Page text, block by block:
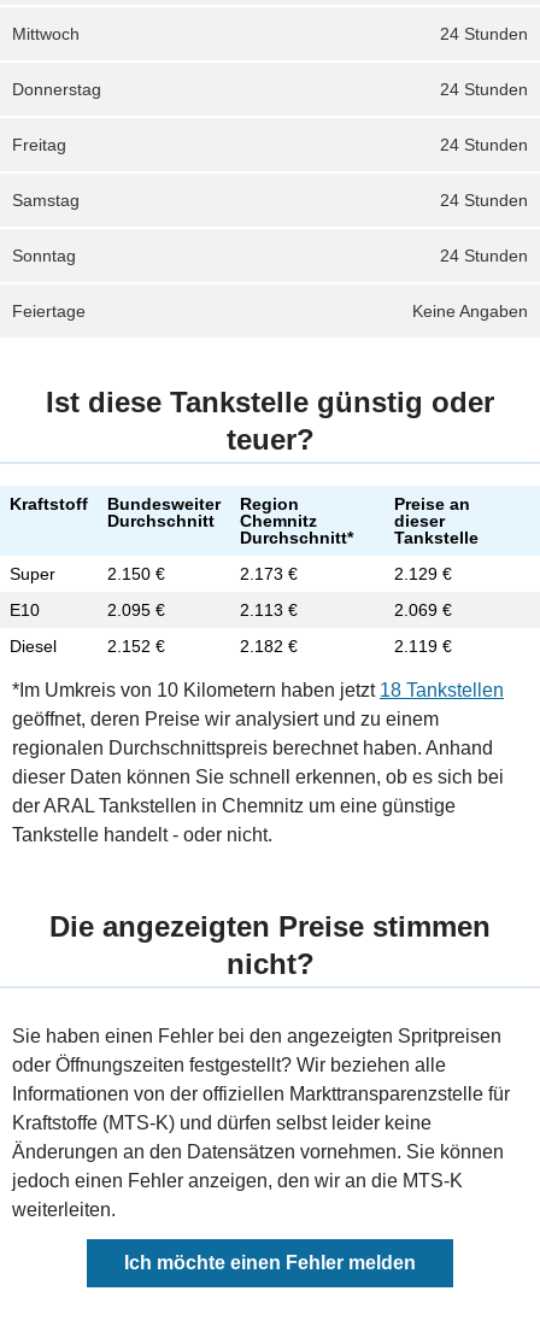
24 Stunden
Mittwoch
24 Stunden
Donnerstag
24 Stunden
Freitag
24 Stunden
Samstag
24 Stunden
Sonntag
Keine Angaben
Feiertage
Ist diese Tankstelle günstig oder
teuer?
Kraftstoff
Bundesweiter
Durchschnitt
Region
Chemnitz
Durchschnitt*
Preise an
dieser
Tankstelle
Super
2.150 € 2.173 €
2.129 €
E10
2.095 € 2.113 €
2.069 €
Diesel
2.152 € 2.182 € 2.119 €
*Im Umkreis von 10 Kilometern haben jetzt 18 Tankstellen
geöffnet, deren Preise wir analysiert und zu einem
regionalen Durchschnittspreis berechnet haben. Anhand
dieser Daten können Sie schnell erkennen, ob es sich bei
der ARAL Tankstellen in Chemnitz um eine günstige
Tankstelle handelt - oder nicht.
Die angezeigten Preise stimmen
nicht?
Sie haben einen Fehler bei den angezeigten Spritpreisen
oder Öffnungszeiten festgestellt? Wir beziehen alle
Informationen von der offiziellen Markttransparenzstelle für
Kraftstoffe (MTS-K) und dürfen selbst leider keine
Änderungen an den Datensätzen vornehmen. Sie können
jedoch einen Fehler anzeigen, den wir an die MTS-K
weiterleiten.
Ich möchte einen Fehler melden